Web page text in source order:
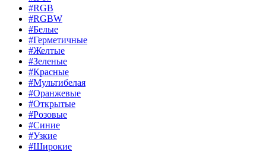
#RGB
#RGBW
#Белые
#Герметичные
#Желтые
#Зеленые
#Красные
#Мультибелая
#Оранжевые
#Открытые
#Розовые
#Синие
#Узкие
#Широкие